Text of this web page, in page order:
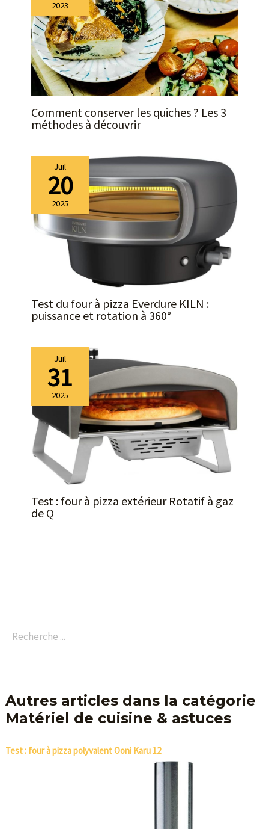
2023
Comment conserver les quiches ? Les 3
méthodes à découvrir
Juil
20
2025
Test du four à pizza Everdure KILN :
puissance et rotation à 360°
Juil
31
2025
Test : four à pizza extérieur Rotatif à gaz
de Q
Autres articles dans la catégorie
Matériel de cuisine & astuces
Test : four à pizza polyvalent Ooni Karu 12